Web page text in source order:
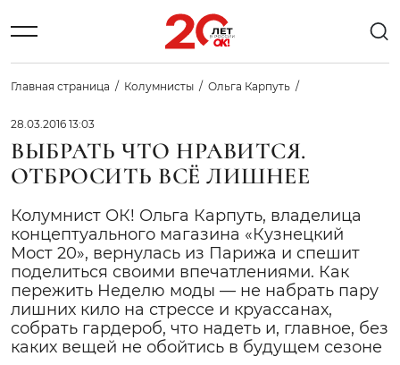
Главная страница Колумнисты Ольга Карпуть
28.03.2016 13:03
ВЫБРАТЬ ЧТО НРАВИТСЯ.
ОТБРОСИТЬ ВСЁ ЛИШНЕЕ
Колумнист ОК! Ольга Карпуть, владелица
концептуального магазина «Кузнецкий
Мост 20», вернулась из Парижа и спешит
поделиться своими впечатлениями. Как
пережить Неделю моды — не набрать пару
лишних кило на стрессе и круассанах,
собрать гардероб, что надеть и, главное, без
каких вещей не обойтись в будущем сезоне